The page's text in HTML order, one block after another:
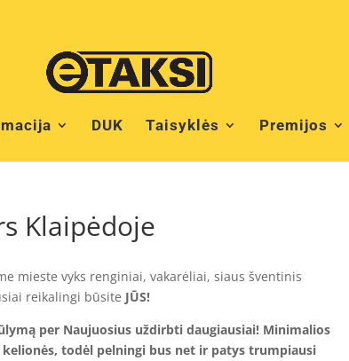
DUK Taisyklės Premijos
Klaipėdoje
mieste vyks renginiai, vakarėliai, siaus šventinis
reikalingi būsite JŪS!
per Naujuosius uždirbti daugiausiai! Minimalios
todėl pelningi bus net ir patys trumpiausi